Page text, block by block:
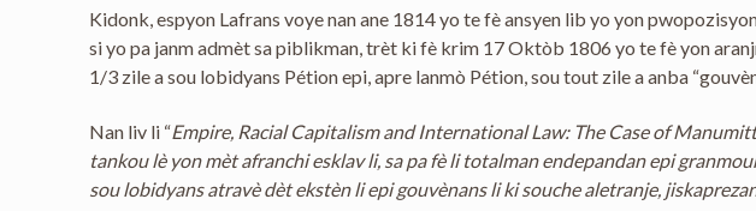
Kidonk, espyon Lafrans voye nan ane 1814 yo te fè ansyen lib yo yon
si yo pa janm admèt sa piblikman, trèt ki fè krim 17 Oktòb 1806 yo te fè yon
1/3 zile a sou lobidyans Pétion epi, apre lanmò Pétion, sou tout zile a anba
Nan liv li “Empire, Racial Capitalism and International Law: The Case of
tankou lè yon mèt afranchi esklav li, sa pa fè li totalman endepandan epi
sou lobidyans atravè dèt ekstèn li epi gouvènans li ki souche aletranje,